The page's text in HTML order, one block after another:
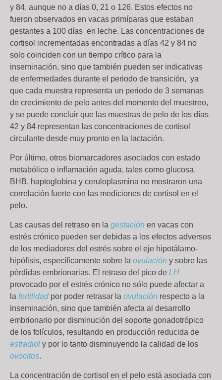
y 84, aunque no a días 0, 21 o 126. Estos efectos no
fueron observados en vacas primíparas que estaban
gestantes a 100 días en leche. Las concentraciones de
cortisol incrementadas encontradas a días 42 y 84 no
solo coinciden con un tiempo crítico para la
inseminación, sino que también pueden ser indicativas
de enfermedades durante el periodo de transición, ya
que cada muestra representa un periodo de 3 semanas
de crecimiento de pelo antes del momento del muestreo,
y se puede concluir que las muestras de pelo de los días
42 y 84 representan las concentraciones de cortisol
circulante desde muy pronto en la lactación.
Por último, otros biomarcadores asociados con estado
metabólico o inflamación aguda, tales como glucosa,
BHB, haptoglobina y ceruloplasmina no mostraron una
correlación fuerte con las mediciones de cortisol en el
pelo.
Las causas del retraso en la gestación en vacas con
estrés crónico pueden ser debidas a los efectos adversos
de los mediadores del estrés sobre el eje hipotálamo-
hipófisis, específicamente sobre la ovulación y sobre las
pérdidas embrionarias. El retraso del pico de LH
provocado por el estrés crónico no sólo puede afectar a
la fertilidadpor poder retrasar la ovulación respecto a la
inseminación, sino que también afecta al desarrollo
embrionario por disminución del soporte gonadotrópico
de los folículos, resultando en producción reducida de
estradiol y por lo tanto disminuyendo la calidad de los
ovocitos.
La concentración de cortisol en el pelo está asociada con